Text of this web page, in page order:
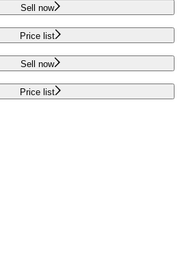
Sell now
Price list
Sell now
Price list